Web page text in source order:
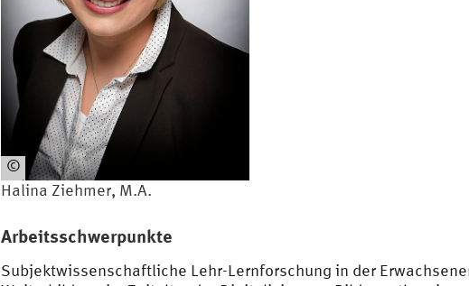
©
Hal
Zie
hm
er
Halina Ziehmer, M.A.
Arbeitsschwerpunkte
Subjektwissenschaftliche Lehr-Lernforschung in der